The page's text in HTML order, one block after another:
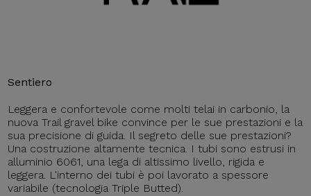
Sentiero
Leggera e confortevole come molti telai in carbonio, la
nuova Trail gravel bike convince per le sue prestazioni e la
sua precisione di guida. Il segreto delle sue prestazioni?
Una costruzione altamente tecnica. I tubi sono estrusi in
alluminio 6061, una lega di altissimo livello, rigida e
leggera. L'interno dei tubi è poi lavorato a spessore
variabile (tecnologia Triple Butted).